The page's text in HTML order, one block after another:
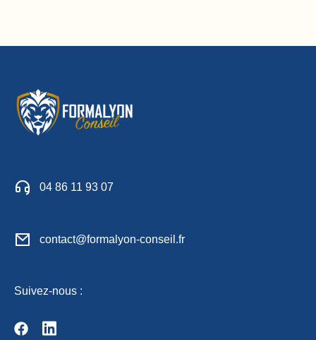
04 86 11 93 07
contact@formalyon-conseil.fr
Suivez-nous :